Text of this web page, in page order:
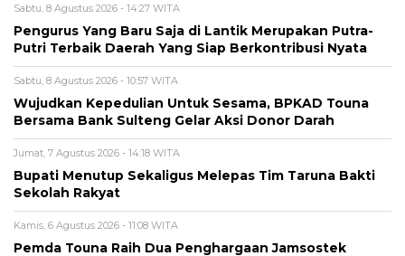
Sabtu, 8 Agustus 2026 - 14:27 WITA
Pengurus Yang Baru Saja di Lantik Merupakan Putra-
Putri Terbaik Daerah Yang Siap Berkontribusi Nyata
Sabtu, 8 Agustus 2026 - 10:57 WITA
Wujudkan Kepedulian Untuk Sesama, BPKAD Touna
Bersama Bank Sulteng Gelar Aksi Donor Darah
Jumat, 7 Agustus 2026 - 14:18 WITA
Bupati Menutup Sekaligus Melepas Tim Taruna Bakti
Sekolah Rakyat
Kamis, 6 Agustus 2026 - 11:08 WITA
Pemda Touna Raih Dua Penghargaan Jamsostek